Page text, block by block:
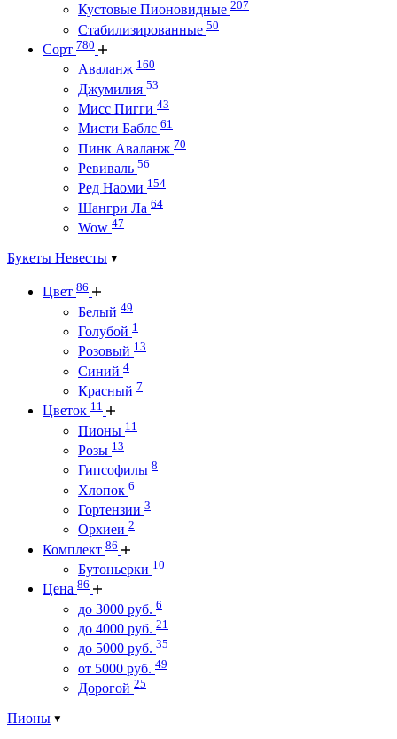
Кустовые Пионовидные 207
Стабилизированные 50
Сорт 780
Аваланж 160
Джумилия 53
Мисс Пигги 43
Мисти Баблс 61
Пинк Аваланж 70
Ревиваль 56
Ред Наоми 154
Шангри Ла 64
Wow 47
Букеты Невесты
Цвет 86
Белый 49
Голубой 1
Розовый 13
Синий 4
Красный 7
Цветок 11
Пионы 11
Розы 13
Гипсофилы 8
Хлопок 6
Гортензии 3
Орхиеи 2
Комплект 86
Бутоньерки 10
Цена 86
до 3000 руб. 6
до 4000 руб. 21
до 5000 руб. 35
от 5000 руб. 49
Дорогой 25
Пионы